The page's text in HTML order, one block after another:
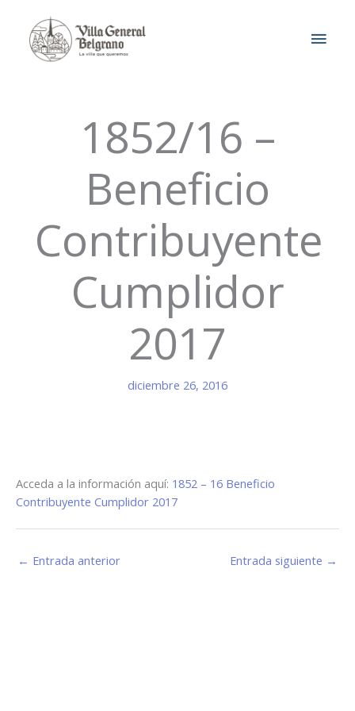
contenido
1852/16 –
Beneficio
Contribuyente
Cumplidor
2017
diciembre 26, 2016
Acceda a la información aquí: 1852 – 16 Beneficio
Contribuyente Cumplidor 2017
← Entrada anterior Entrada siguiente →